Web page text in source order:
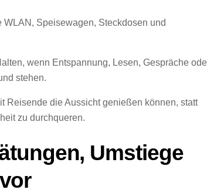
Speisewagen, Steckdosen und
wenn Entspannung, Lesen, Gespräche
stehen.
Reisende die Aussicht genießen können, statt
zu durchqueren.
Umstiege